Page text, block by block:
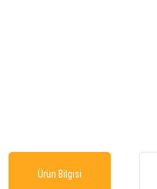
Ürün Bilgisi